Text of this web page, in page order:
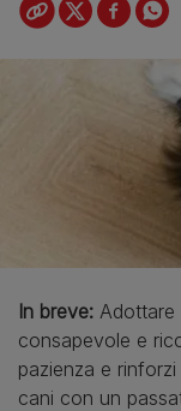
In breve: Adottare
consapevole e
pazienza e
cani con un